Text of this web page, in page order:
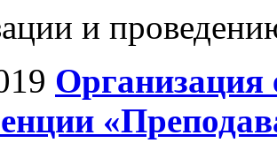
и
Организация